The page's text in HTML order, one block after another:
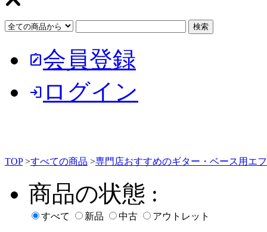
note_alt会員登録
login ログイン
TOP >すべての商品 >専門店おすすめのギター・ベース用エ
商品の状態 :
すべて 新品 中古 アウトレット